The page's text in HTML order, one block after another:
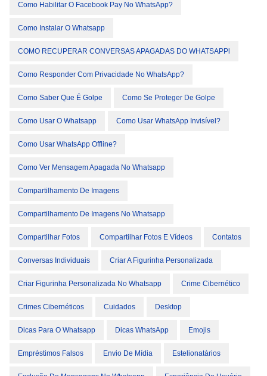
Como Habilitar O Facebook Pay No WhatsApp?
Como Instalar O Whatsapp
COMO RECUPERAR CONVERSAS APAGADAS DO WHATSAPPl
Como Responder Com Privacidade No WhatsApp?
Como Saber Que É Golpe Como Se Proteger De Golpe
Como Usar O Whatsapp Como Usar WhatsApp Invisível?
Como Usar WhatsApp Offline?
Como Ver Mensagem Apagada No Whatsapp
Compartilhamento De Imagens
Compartilhamento De Imagens No Whatsapp
Compartilhar Fotos Compartilhar Fotos E Vídeos Contatos
Conversas Individuais Criar A Figurinha Personalizada
Criar Figurinha Personalizada No Whatsapp Crime Cibernético
Crimes Cibernéticos Cuidados Desktop
Dicas Para O Whatsapp Dicas WhatsApp Emojis
Empréstimos Falsos Envio De Mídia Estelionatários